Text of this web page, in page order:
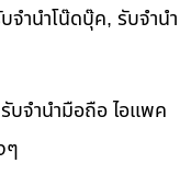
จำนำโน๊ดบุ๊ค, รับจำนำ
บจำนำมือถือ ไอแพค
ๆ